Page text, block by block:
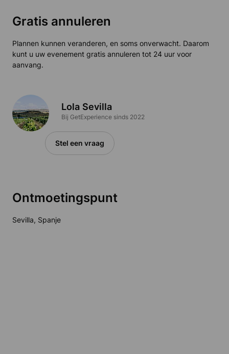
Gratis annuleren
Plannen kunnen veranderen, en soms onverwacht. Daarom
kunt u uw evenement gratis annuleren tot 24 uur voor
aanvang.
Lola Sevilla
Bij GetExperience sinds 2022
Stel een vraag
Ontmoetingspunt
Sevilla, Spanje